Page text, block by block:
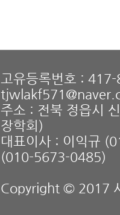
고유등록번호 :
주소 : 전북 정읍시
장학회)
대표이사 : 이익규
(010-5673-0485)
Copyright © 2017